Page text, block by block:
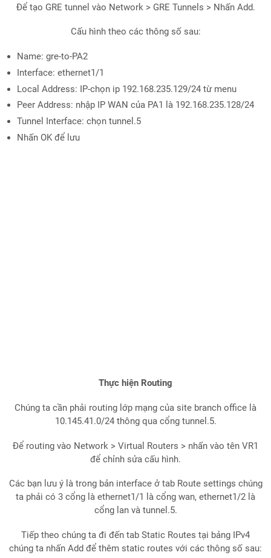
Để tạo GRE tunnel vào Network > GRE Tunnels > Nhấn Add.
Cấu hình theo các thông số sau:
Name: gre-to-PA2
Interface: ethernet1/1
Local Address: IP-chọn ip 192.168.235.129/24 từ menu
Peer Address: nhập IP WAN của PA1 là 192.168.235.128/24
Tunnel Interface: chọn tunnel.5
Nhấn OK để lưu
Thực hiện Routing
Chúng ta cần phải routing lớp mạng của site branch office là
10.145.41.0/24 thông qua cổng tunnel.5.
Để routing vào Network > Virtual Routers > nhấn vào tên VR1
để chỉnh sửa cấu hình.
Các bạn lưu ý là trong bản interface ở tab Route settings chúng
ta phải có 3 cổng là ethernet1/1 là cổng wan, ethernet1/2 là
cổng lan và tunnel.5.
Tiếp theo chúng ta đi đến tab Static Routes tại bảng IPv4
chúng ta nhấn Add để thêm static routes với các thông số sau: